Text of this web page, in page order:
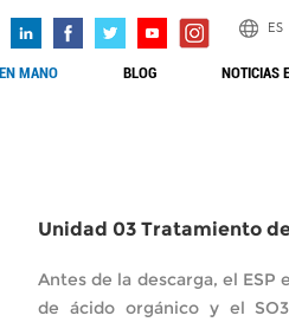
ES
MANO BLOG NOTICIAS
Unidad 03 Tratamiento
Antes de la descarga, el ESP
de ácido orgánico y el